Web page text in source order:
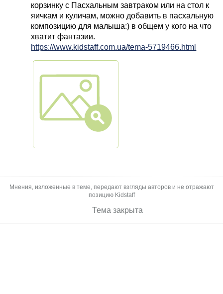
корзинку с Пасхальным завтраком или на стол к
яичкам и куличам, можно добавить в пасхальную
композицию для малыша:) в общем у кого на что
хватит фантазии.
https://www.kidstaff.com.ua/tema-5719466.html
Мнения, изложенные в теме, передают взгляды авторов и не отражают
позицию Kidstaff
Тема закрыта